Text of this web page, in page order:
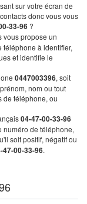
sur votre écran de
donc vous vous
33-96 ?
vous propose un
à identifier,
et identifie le
0447003396, soit
nom ou tout
de téléphone, ou
04-47-00-33-96
numéro de téléphone,
soit positif, négatif ou
47-00-33-96.